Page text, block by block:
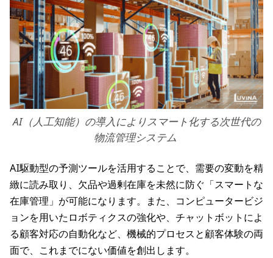
AI（人工知能）の導入によりスマート化する次世代の
物流管理システム
AI駆動型の予測ツールを活用することで、需要の変動を精
緻に読み取り、欠品や過剰在庫を未然に防ぐ「スマートな
在庫管理」が可能になります。また、コンピュータービジ
ョンを用いたロボティクスの強化や、チャットボットによ
る顧客対応の自動化など、機械的プロセスと顧客体験の両
面で、これまでにない価値を創出します。